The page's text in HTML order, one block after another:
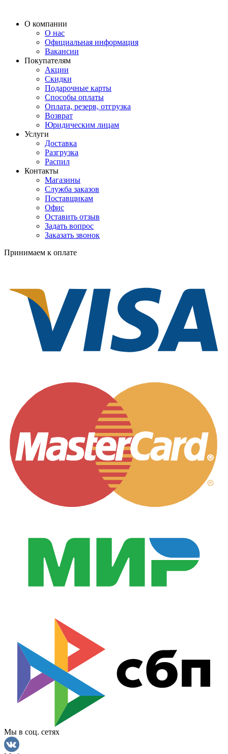
О компании
О нас
Официальная информация
Вакансии
Покупателям
Акции
Скидки
Подарочные карты
Способы оплаты
Оплата, резерв, отгрузка
Возврат
Юридическим лицам
Услуги
Доставка
Разгрузка
Распил
Контакты
Магазины
Служба заказов
Поставщикам
Офис
Оставить отзыв
Задать вопрос
Заказать звонок
Принимаем к оплате
Мы в соц. сетях